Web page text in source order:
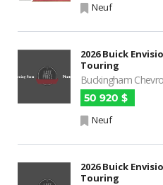
Neuf
2026 Buick
Touring
Buckingham
50 920 $
Neuf
2026 Buick
Touring